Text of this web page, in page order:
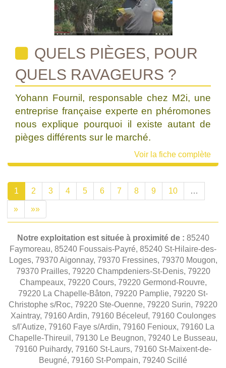
QUELS PIÈGES, POUR
QUELS RAVAGEURS ?
Yohann Fournil, responsable chez M2i, une
entreprise française experte en phéromones
nous explique pourquoi il existe autant de
pièges différents sur le marché.
Voir la fiche complète
1 2 3 4 5 6 7 8 9 10 …
» »»
Notre exploitation est située à proximité de : 85240
Faymoreau, 85240 Foussais-Payré, 85240 St-Hilaire-des-
Loges, 79370 Aigonnay, 79370 Fressines, 79370 Mougon,
79370 Prailles, 79220 Champdeniers-St-Denis, 79220
Champeaux, 79220 Cours, 79220 Germond-Rouvre,
79220 La Chapelle-Bâton, 79220 Pamplie, 79220 St-
Christophe s/Roc, 79220 Ste-Ouenne, 79220 Surin, 79220
Xaintray, 79160 Ardin, 79160 Béceleuf, 79160 Coulonges
s/l'Autize, 79160 Faye s/Ardin, 79160 Fenioux, 79160 La
Chapelle-Thireuil, 79130 Le Beugnon, 79240 Le Busseau,
79160 Puihardy, 79160 St-Laurs, 79160 St-Maixent-de-
Beugné, 79160 St-Pompain, 79240 Scillé